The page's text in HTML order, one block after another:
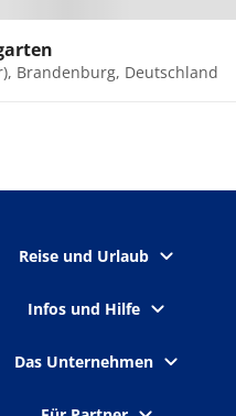
Brandenburg, Deutschland
Reise und Urlaub
Infos und Hilfe
Das Unternehmen